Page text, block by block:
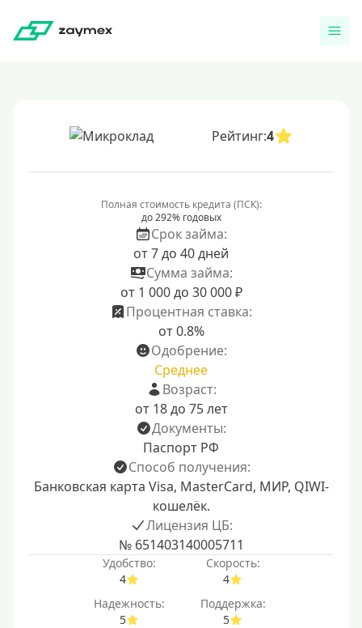
Рейтинг:4
Полная стоимость кредита (ПСК):
до 292% годовых
Срок займа:
от 7 до 40 дней
Сумма займа:
от 1 000 до 30 000 ₽
Процентная ставка:
от 0.8%
Одобрение:
Среднее
Возраст:
от 18 до 75 лет
Документы:
Паспорт РФ
Способ получения:
Банковская карта Visa, MasterCard, МИР, QIWI-
кошелёк.
Лицензия ЦБ:
№ 651403140005711
Удобство:
4
Скорость:
4
Надежность:
5
Поддержка:
5